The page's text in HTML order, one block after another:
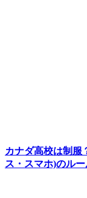
カナダ高校は制服
ス・スマホ)のル